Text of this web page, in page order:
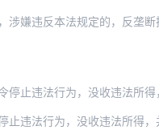
的，反垄断执法机构可以对其法定
法所得，并处上一年度销售额百分
为，没收违法所得，并处上一